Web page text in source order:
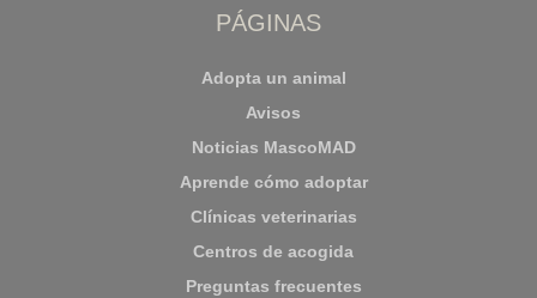
PÁGINAS
Adopta un animal
Avisos
Noticias MascoMAD
Aprende cómo adoptar
Clínicas veterinarias
Centros de acogida
Preguntas frecuentes